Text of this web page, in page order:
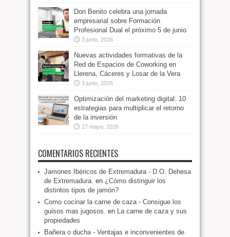
Don Benito celebra una jornada
empresarial sobre Formación
Profesional Dual el próximo 5 de junio
3 junio, 2026
Nuevas actividades formativas de la
Red de Espacios de Coworking en
Llerena, Cáceres y Losar de la Vera
3 junio, 2026
Optimización del marketing digital: 10
estrategias para multiplicar el retorno
de la inversión
27 mayo, 2026
COMENTARIOS RECIENTES
Jamones Ibéricos de Extremadura - D.O. Dehesa
de Extremadura. en ¿Cómo distinguir los
distintos tipos de jamón?
Como cocinar la carne de caza - Consigue los
guisos mas jugosos. en La carne de caza y sus
propiedades
Bañera o ducha - Ventajas e inconvenientes de